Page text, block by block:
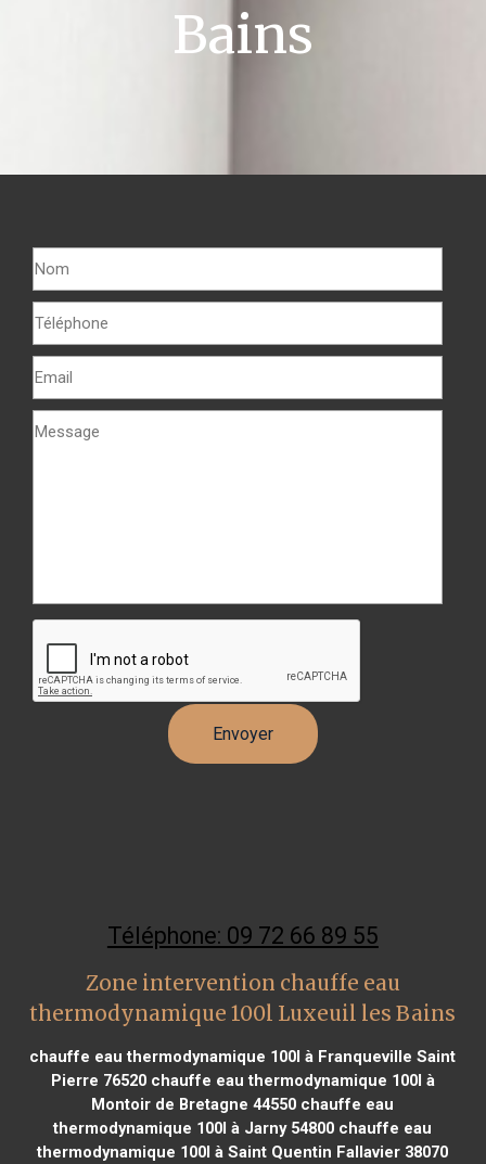
Bains
Téléphone: 09 72 66 89 55
Zone intervention chauffe eau
thermodynamique 100l Luxeuil les Bains
chauffe eau thermodynamique 100l à Franqueville Saint
Pierre 76520chauffe eau thermodynamique 100l à
Montoir de Bretagne 44550 chauffe eau
thermodynamique 100l à Jarny 54800 chauffe eau
thermodynamique 100l à Saint Quentin Fallavier 38070